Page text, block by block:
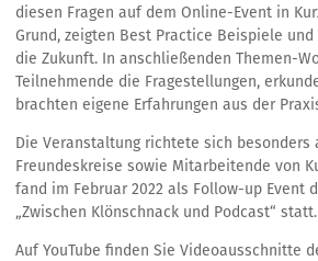
diesen Fragen auf dem Online-Event in
Grund, zeigten Best Practice Beispiele
die Zukunft. In anschließenden Themen-
Teilnehmende die Fragestellungen,
brachten eigene Erfahrungen aus der
Die Veranstaltung richtete sich besonders
Freundeskreise sowie Mitarbeitende von
fand im Februar 2022 als Follow-up Event
„Zwischen Klönschnack und Podcast“ statt.
Auf YouTube finden Sie Videoausschnitte